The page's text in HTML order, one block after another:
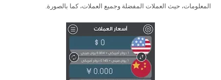
المعلومات، حيث العملات المفضلة وجميع العملات، كما بالصورة.